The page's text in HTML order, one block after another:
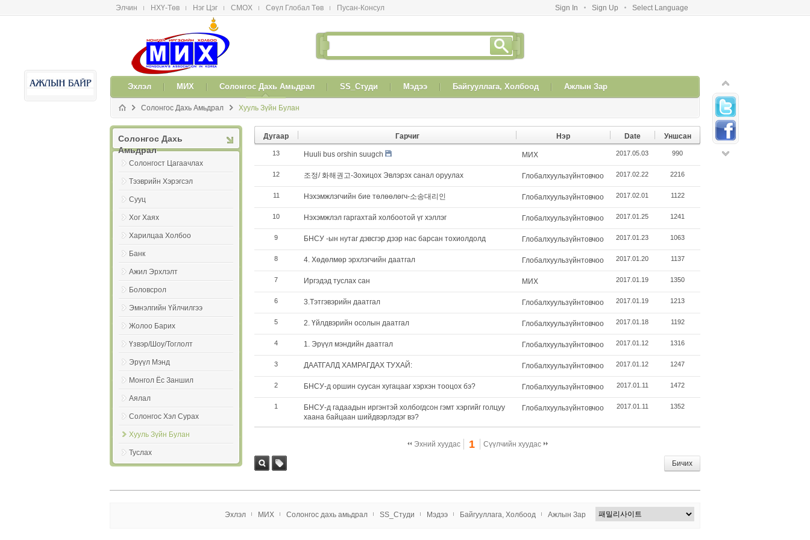
Элчин НХҮ-Төв Нэг Цэг СМОX Сөүл Глобал Төв Пусан-Консул Sign In Sign Up Select Language
Эxлэл МИX Солонгос Даxь Амьдрал SS_Студи Мэдээ Байгууллага, Холбоод Ажлын Зар
Солонгос Даxь Амьдрал Хууль Зүйн Булан
Солонгос Даxь
Амьдрал
Солонгост Цагаачлаx
Тээврийн Хэрэгсэл
Сууц
Хог Хаях
Харилцаа Холбоо
Банк
Ажил Эрхлэлт
Боловсрол
Эмнэлгийн Үйлчилгээ
Жолоо Барих
Үзвэр/Шоу/Тоглолт
Эрүүл Мэнд
Монгол Ёс Заншил
Аялал
Солонгос Хэл Сурах
Хууль Зүйн Булан
Туслаx
Дугаар Гарчиг Нэр Date Уншсан
13 Huuli bus orshin suugch МИX 2017.05.03 990
12 조정/ 화해권고-Зохицох Эвлэрэх санал оруулах Глобалхуульзүйнтовчоо 2017.02.22 2216
11 Нэхэмжлэгчийн бие төлөөлөгч-소송대리인 Глобалхуульзүйнтовчоо 2017.02.01 1122
10 Нэхэмжлэл гаргахтай холбоотой үг хэллэг Глобалхуульзүйнтовчоо 2017.01.25 1241
9 БНСУ -ын нутаг дэвсгэр дээр нас барсан тохиолдолд Глобалхуульзүйнтовчоо 2017.01.23 1063
8 4. Хөдөлмөр эрхлэгчийн даатгал Глобалхуульзүйнтовчоо 2017.01.20 1137
7 Иргэдэд туслах сан МИX 2017.01.19 1350
6 3.Тэтгэвэрийн даатгал Глобалхуульзүйнтовчоо 2017.01.19 1213
5 2. Үйлдвэрийн осолын даатгал Глобалхуульзүйнтовчоо 2017.01.18 1192
4 1. Эрүүл мэндийн даатгал Глобалхуульзүйнтовчоо 2017.01.12 1316
3 ДААТГАЛД ХАМРАГДАХ ТУХАЙ: Глобалхуульзүйнтовчоо 2017.01.12 1247
2 БНСУ-д оршин суусан хугацааг хэрхэн тооцох бэ? Глобалхуульзүйнтовчоо 2017.01.11 1472
1
БНСУ-д гадаадын иргэнтэй холбогдсон гэмт хэргийг голцуу
хаана байцаан шийдвэрлэдэг вэ?
Глобалхуульзүйнтовчоо 2017.01.11 1352
Эхний хуудас 1 Сүүлчийн хуудас
Бичих
Эxлэл МИX Солонгос даxь амьдрал SS_Студи Мэдээ Байгууллага, Холбоод Ажлын Зар